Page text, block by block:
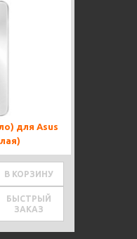
для Asus
В КОРЗИНУ
БЫСТРЫЙ
ЗАКАЗ